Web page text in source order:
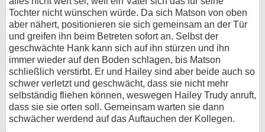
Tochter nicht wünschen würde. Da sich Matson von oben
aber nähert, positionieren sie sich gemeinsam an der Tür
und greifen ihn beim Betreten sofort an. Selbst der
geschwächte Hank kann sich auf ihn stürzen und ihn
immer wieder auf den Boden schlagen, bis Matson
schließlich verstirbt. Er und Hailey sind aber beide auch so
schwer verletzt und geschwächt, dass sie nicht mehr
selbständig fliehen können, weswegen Hailey Trudy anruft,
dass sie sie orten soll. Gemeinsam warten sie dann
schwächer werdend auf das Auftauchen der Kollegen.